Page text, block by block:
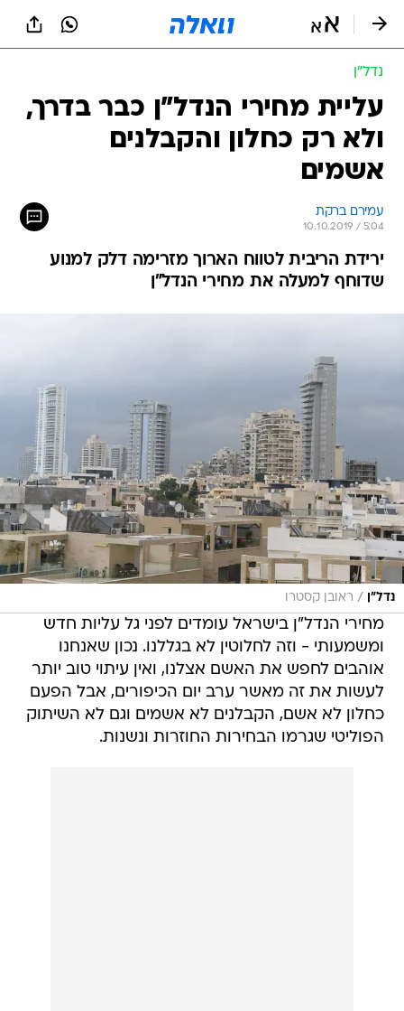
נדל״ן
עליית מחירי הנדל"ן כבר בדרך,
ולא רק כחלון והקבלנים
אשמים
עמירם ברקת
10.10.2019 / 5:04
ירידת הריבית לטווח הארוך מזרימה דלק למנוע
שדוחף למעלה את מחירי הנדל"ן
נדל"ן / ראובן קסטרו
מחירי הנדל"ן בישראל עומדים לפני גל עליות חדש
ומשמעותי - וזה לחלוטין לא בגללנו. נכון שאנחנו
אוהבים לחפש את האשם אצלנו, ואין עיתוי טוב יותר
לעשות את זה מאשר ערב יום הכיפורים, אבל הפעם
כחלון לא אשם, הקבלנים לא אשמים וגם לא השיתוק
הפוליטי שגרמו הבחירות החוזרות ונשנות.